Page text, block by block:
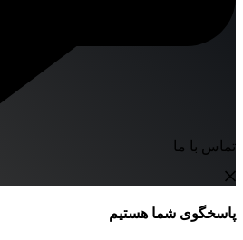
تماس با ما
پاسخگوی شما هستیم